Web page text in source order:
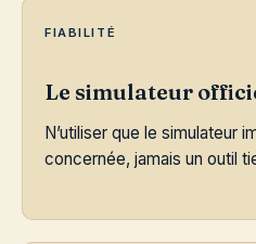
FIABILITÉ
Le simulateur
N’utiliser que le simulateur
concernée, jamais un outil